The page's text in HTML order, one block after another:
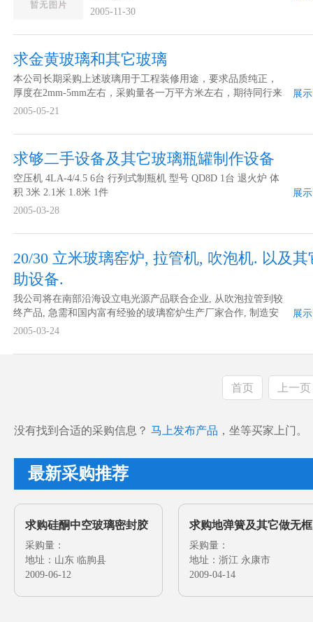
2005-11-30
求金黄玻璃和其它玻璃
本公司长期采购上述玻璃用于工程装修用途，要求品质纯正，
厚度在2mm-5mm左右，采购量各一万平方米左右，期待同行来
电联系！ 价格要求 市场价 采购数量 各10000平方 包装要求 完
展
2005-05-21
求够二手设备及其它玻璃瓶罐制作设备
空压机 4LA-4/4.5 6台 行列式制瓶机 型号 QD8D 1台 退火炉 体
积 3米 2.1米 1.8米 1件
展
2005-03-28
20/30 立米玻璃窑炉, 拉管机, 吹泡机. 以及其
助设备.
我公司将在南部沿海设立电光源产品联合企业, 从吹泡拉管到较
终产品, 急需和国内富有经验的玻璃窑炉生产厂家合作, 制造安
装20立米左右的窑炉, 配套拉管机, 吹泡机. 以及其它辅助设备.
展
2005-03-24
首页 上一页
没有找到合适的采购信息？ 马上发布产品 ，坐等买家上门。
最新采购推荐
求购硅酮中空玻璃密封胶
及其它玻璃密封胶
采购量：
地址：山东 临朐县
2009-06-12
求购地弹簧及其它做无框
门的配件
采购量：
地址：浙江 永康市
2009-04-14